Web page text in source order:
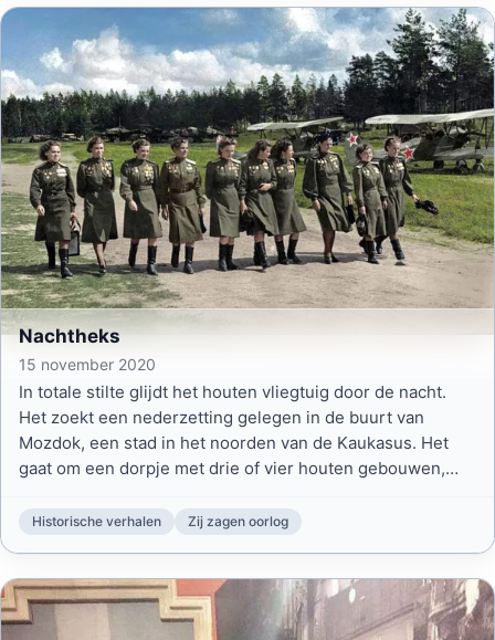
Nachtheks
15 november 2020
In totale stilte glijdt het houten vliegtuig door de nacht.
Het zoekt een nederzetting gelegen in de buurt van
Mozdok, een stad in het noorden van de Kaukasus. Het
gaat om een dorpje met drie of vier houten gebouwen,
gezien.
Historische verhalen Zij zagen oorlog